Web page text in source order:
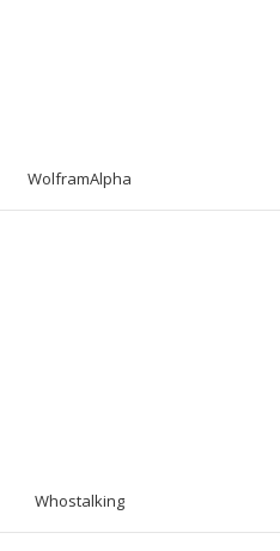
WolframAlpha
Whostalking